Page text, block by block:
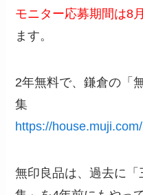
モニター応募期間は8
ます。
2年無料で、鎌倉の「
集
https://
無印良品は、過去に